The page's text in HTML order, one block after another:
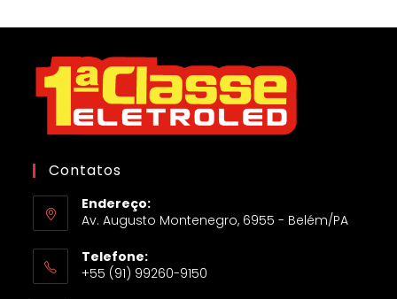
Contatos
Endereço:
Av. Augusto Montenegro, 6955 - Belém/PA
Telefone:
+55 (91) 99260-9150